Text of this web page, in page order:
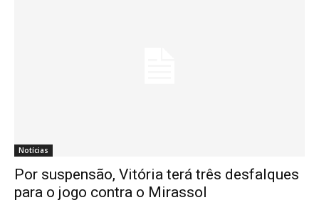
Notícias
Por suspensão, Vitória terá três desfalques
para o jogo contra o Mirassol